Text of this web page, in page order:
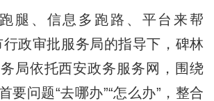
、信息多跑路、平台来帮
行政审批服务局的指导下，碑林
局依托西安政务服务网，围绕
要问题“去哪办”“怎么办”，整合